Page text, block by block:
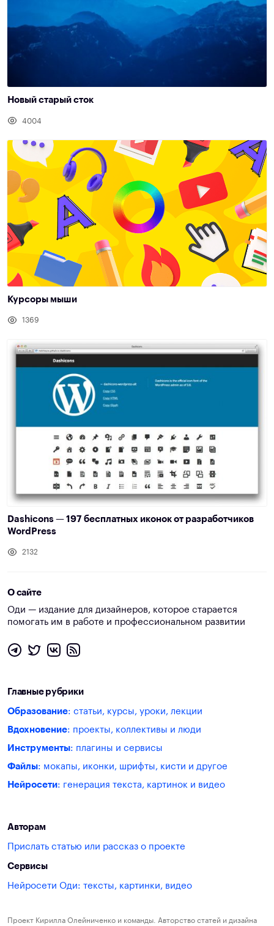
Новый старый сток
4004
Курсоры мыши
1369
Dashicons — 197 бесплатных иконок от разработчиков
WordPress
2132
О сайте
Оди — издание для дизайнеров, которое старается
помогать им в работе и профессиональном развитии
Главные рубрики
Образование: статьи, курсы, уроки, лекции
Вдохновение: проекты, коллективы и люди
Инструменты: плагины и сервисы
Файлы: мокапы, иконки, шрифты, кисти и другое
Нейросети: генерация текста, картинок и видео
Авторам
Прислать статью или рассказ о проекте
Сервисы
Нейросети Оди: тексты, картинки, видео
Проект Кирилла Олейниченко и команды. Авторство статей и дизайна